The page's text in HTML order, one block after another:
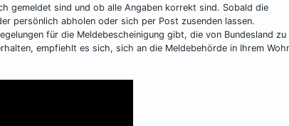
gemeldet sind und ob alle Angaben korrekt sind. Sobald die
persönlich abholen oder sich per Post zusenden lassen.
für die Meldebescheinigung gibt, die von Bundesland zu
empfiehlt es sich, sich an die Meldebehörde in Ihrem